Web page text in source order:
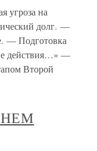
на
долг. —
— Подготовка
действия…» —
Второй